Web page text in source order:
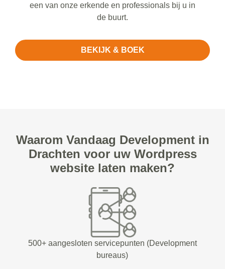
een van onze erkende en professionals bij u in
de buurt.
BEKIJK & BOEK
Waarom Vandaag Development in
Drachten voor uw Wordpress
website laten maken?
500+ aangesloten servicepunten (Development
bureaus)